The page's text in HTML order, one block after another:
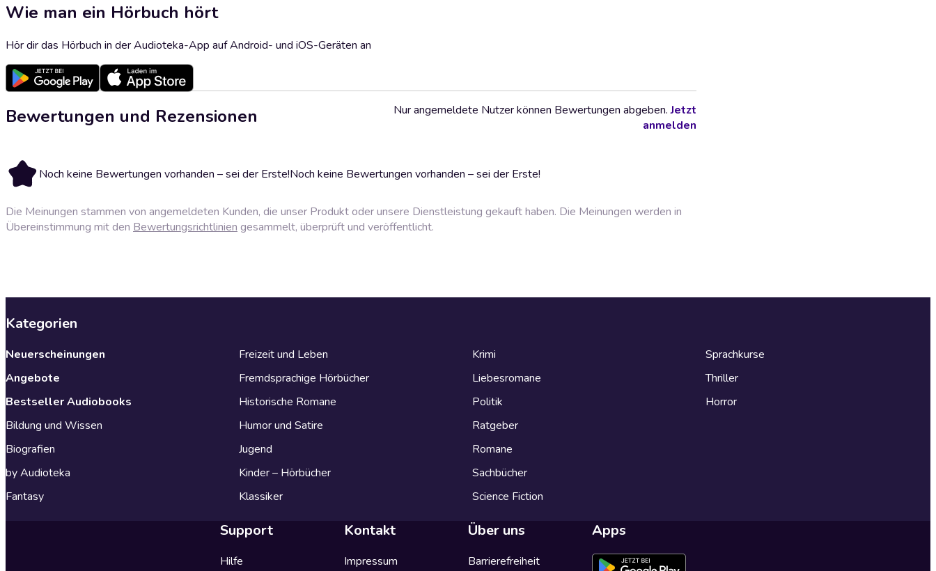
Wie man ein Hörbuch hört
Hör dir das Hörbuch in der Audioteka-App auf Android- und iOS-Geräten an
Bewertungen und Rezensionen
Noch keine Bewertungen vorhanden – sei der Erste!Noch keine Bewertungen vorhanden – sei der Erste!
Nur angemeldete Nutzer können Bewertungen abgeben.Jetzt
anmelden
Die Meinungen stammen von angemeldeten Kunden, die unser Produkt oder unsere Dienstleistung gekauft haben. Die Meinungen werden in
Übereinstimmung mit den Bewertungsrichtlinien gesammelt, überprüft und veröffentlicht.
Kategorien
Neuerscheinungen
Angebote
Bestseller Audiobooks
Bildung und Wissen
Biografien
by Audioteka
Fantasy
Freizeit und Leben
Fremdsprachige Hörbücher
Historische Romane
Humor und Satire
Jugend
Kinder – Hörbücher
Klassiker
Krimi
Liebesromane
Politik
Ratgeber
Romane
Sachbücher
Science Fiction
Sprachkurse
Thriller
Horror
Support
Hilfe
Kontakt
Impressum
Über uns
Barrierefreiheit
Apps